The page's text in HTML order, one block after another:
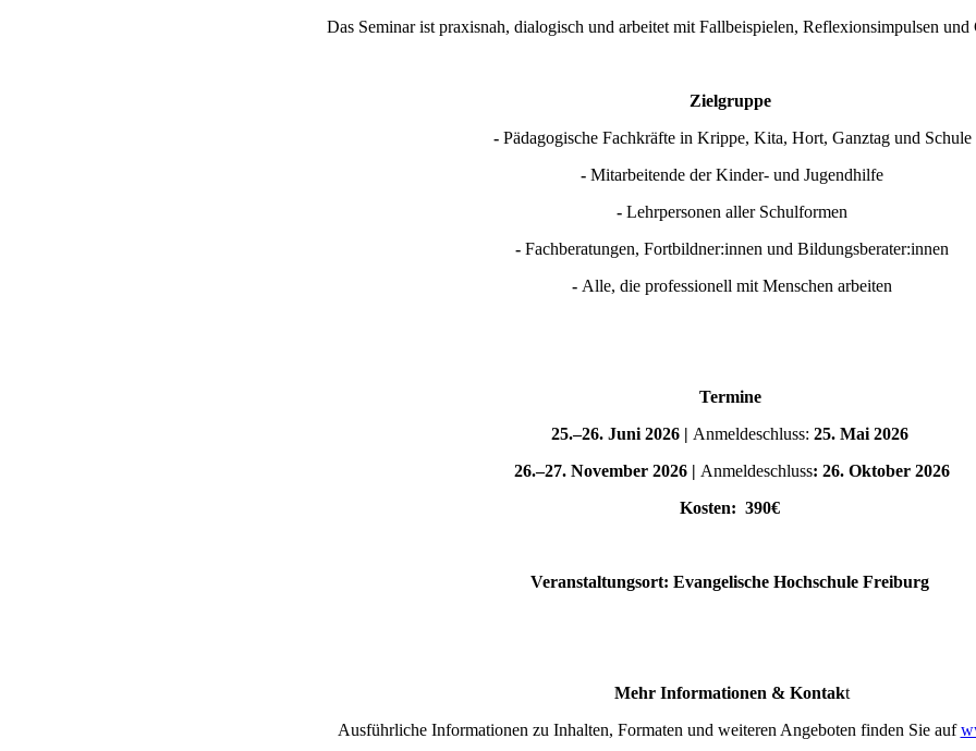
Das Seminar ist praxisnah, dialogisch und arbeitet mit Fallbeispielen, Reflexionsimpulsen und
Zielgruppe
- Pädagogische Fachkräfte in Krippe, Kita, Hort, Ganztag und Schule
- Mitarbeitende der Kinder- und Jugendhilfe
- Lehrpersonen aller Schulformen
- Fachberatungen, Fortbildner:innen und Bildungsberater:innen
- Alle, die professionell mit Menschen arbeiten
Termine
25.–26. Juni 2026 | Anmeldeschluss: 25. Mai 2026
26.–27. November 2026 | Anmeldeschluss: 26. Oktober 2026
Kosten: 390€
Veranstaltungsort: Evangelische Hochschule Freiburg
Mehr Informationen & Kontakt
Ausführliche Informationen zu Inhalten, Formaten und weiteren Angeboten finden Sie auf